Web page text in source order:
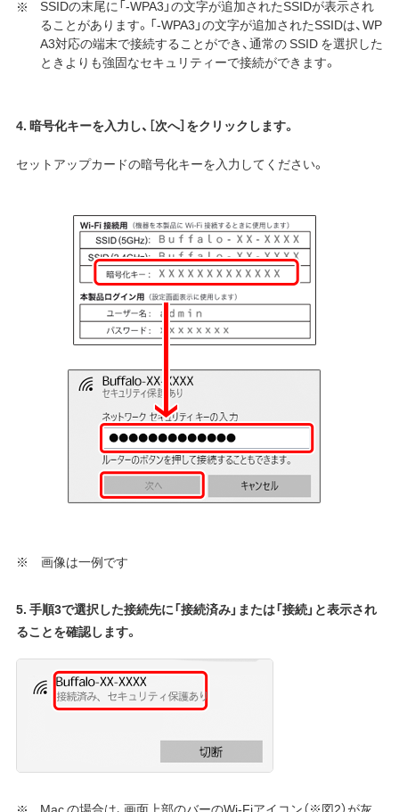
SSIDの末尾に「-WPA3」の文字が追加されたSSIDが表示され
ることがあります。「-WPA3」の文字が追加されたSSIDは、WP
A3対応の端末で接続することができ、通常の SSID を選択した
ときよりも強固なセキュリティーで接続ができます。
4. 暗号化キーを入力し、［次へ］をクリックします。
セットアップカードの暗号化キーを入力してください。
※ 画像は一例です
5. 手順3で選択した接続先に「接続済み」または「接続」と表示され
ることを確認します。
Mac の場合は、画面上部のバーのWi-Fiアイコン（※図2）が灰